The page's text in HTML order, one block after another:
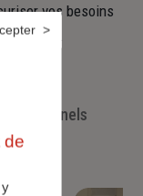
vos besoins
demain.
de